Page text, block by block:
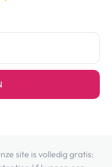
site is volledig gratis: